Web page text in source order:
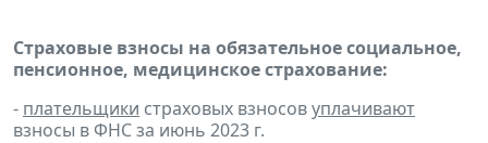
Страховые взносы на обязательное социальное,
пенсионное, медицинское страхование:
- плательщики страховых взносовуплачивают
взносы в ФНС за июнь 2023 г.